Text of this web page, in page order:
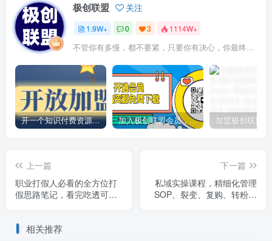
极创联盟 关注
1.9W+ 0 3 1114W+
不管你有多慢，都不要紧，只要你有决心，你最终都会到达想去的地方
开一个知识付费资源网站，小白也能日入1000+ 加入极创联盟会员，全站资源免费学习。
上一篇
职业打假人必看的全方位打
假思路笔记，看完吃透可日
下一篇
私域实操课程，精细化管理
SOP、裂变、复购、转粉、
相关推荐